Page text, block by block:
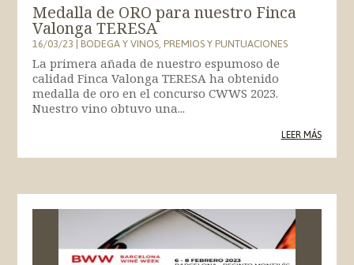
Medalla de ORO para nuestro Finca
Valonga TERESA
16/03/23|BODEGA Y VINOS,PREMIOS Y PUNTUACIONES
La primera añada de nuestro espumoso de
calidad Finca Valonga TERESA ha obtenido
medalla de oro en el concurso CWWS 2023.
Nuestro vino obtuvo una...
LEER MÁS